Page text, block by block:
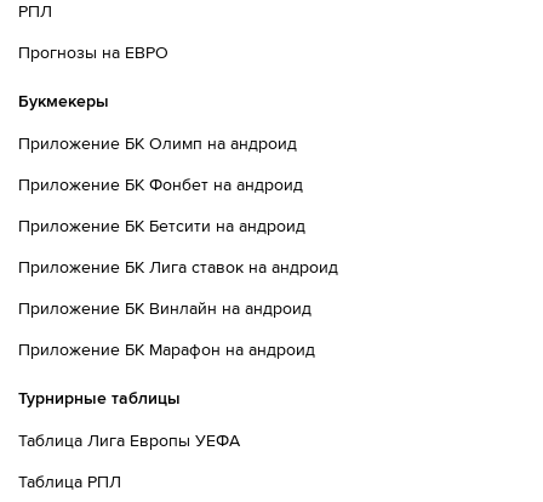
РПЛ
Прогнозы на ЕВРО
Букмекеры
Приложение БК Олимп на андроид
Приложение БК Фонбет на андроид
Приложение БК Бетсити на андроид
Приложение БК Лига ставок на андроид
Приложение БК Винлайн на андроид
Приложение БК Марафон на андроид
Турнирные таблицы
Таблица Лига Европы УЕФА
Таблица РПЛ